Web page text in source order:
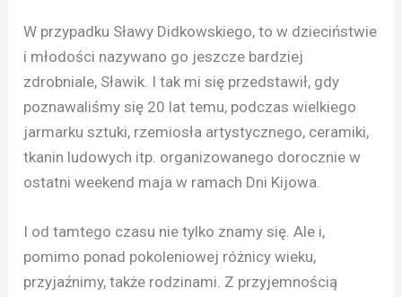
W przypadku Sławy Didkowskiego, to w dzieciństwie
i młodości nazywano go jeszcze bardziej
zdrobniale, Sławik. I tak mi się przedstawił, gdy
poznawaliśmy się 20 lat temu, podczas wielkiego
jarmarku sztuki, rzemiosła artystycznego, ceramiki,
tkanin ludowych itp. organizowanego dorocznie w
ostatni weekend maja w ramach Dni Kijowa.
I od tamtego czasu nie tylko znamy się. Ale i,
pomimo ponad pokoleniowej różnicy wieku,
przyjaźnimy, także rodzinami. Z przyjemnością